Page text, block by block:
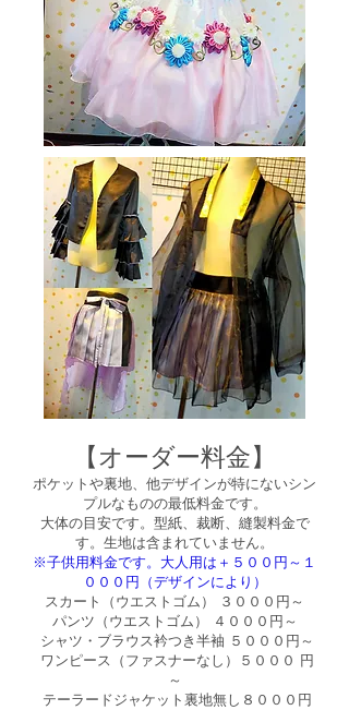
​【オーダー料金】
ポケットや裏地、他デザインが特にないシン
プルなものの最低料金です。
大体の目安です。 型紙、裁断、縫製料金で
す。 生地は含まれていません。
※子供用料金です。​大人用は＋５００円～１
０００円（デザインにより）
スカート（ウエストゴム） ３０００円～
パンツ（ウエストゴム） ４０００円～
シャツ・ブラウス衿つき半袖 ５０００円～
ワンピース（ファスナーなし）５０００ 円
～
テーラードジャケット裏地無し８０００円